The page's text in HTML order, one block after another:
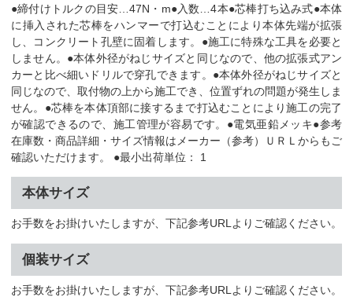
●締付けトルクの目安…47N・m●入数…4本●芯棒打ち込み式●本体
に挿入された芯棒をハンマーで打込むことにより本体先端が拡張
し、コンクリート孔壁に固着します。●施工に特殊な工具を必要と
しません。●本体外径がねじサイズと同じなので、他の拡張式アン
カーと比べ細いドリルで穿孔できます。●本体外径がねじサイズと
同じなので、取付物の上から施工でき、位置ずれの問題が発生しま
せん。●芯棒を本体頂部に接するまで打込むことにより施工の完了
が確認できるので、施工管理が容易です。●電気亜鉛メッキ●参考
在庫数・商品詳細・サイズ情報はメーカー（参考）ＵＲＬからもご
確認いただけます。 ●最小出荷単位： 1
本体サイズ
お手数をお掛けいたしますが、下記参考URLよりご確認ください。
個装サイズ
お手数をお掛けいたしますが、下記参考URLよりご確認ください。